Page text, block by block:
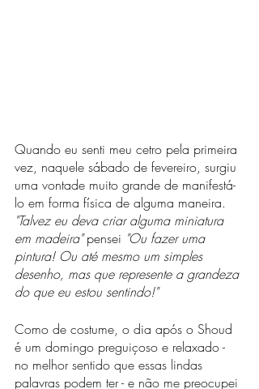
Quando eu senti meu cetro pela primeira
vez, naquele sábado de fevereiro, surgiu
uma vontade muito grande de manifestá-
lo em forma física de alguma maneira.
"Talvez eu deva criar alguma miniatura
em madeira" pensei "Ou fazer uma
pintura! Ou até mesmo um simples
desenho, mas que represente a grandeza
do que eu estou sentindo!"
Como de costume, o dia após o Shoud
é um domingo preguiçoso e relaxado -
no melhor sentido que essas lindas
palavras podem ter - e não me preocupei